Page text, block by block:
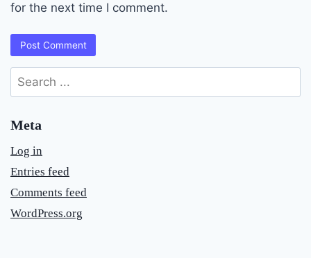
for the next time I comment.
Search
for:
Meta
Log in
Entries feed
Comments feed
WordPress.org